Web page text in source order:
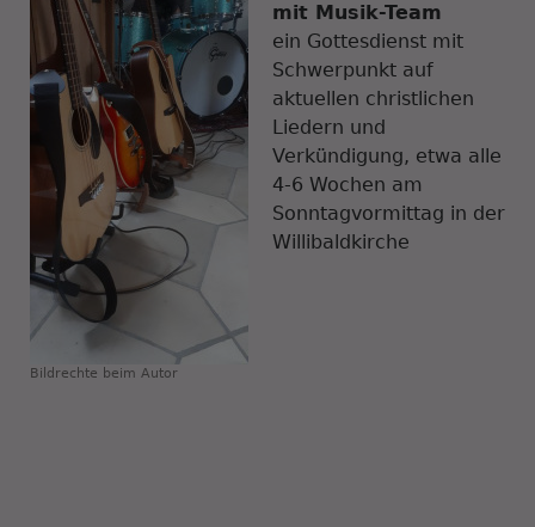
Bildrechte beim Autor
mit Musik-Team
ein Gottesdienst mit
Schwerpunkt auf
aktuellen christlichen
Liedern und
Verkündigung, etwa alle
4-6 Wochen am
Sonntagvormittag in der
Willibaldkirche